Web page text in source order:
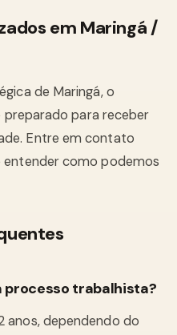
em Maringá /
de Maringá, o
preparado para receber
Entre em contato
entender como podemos
processo trabalhista?
anos, dependendo do